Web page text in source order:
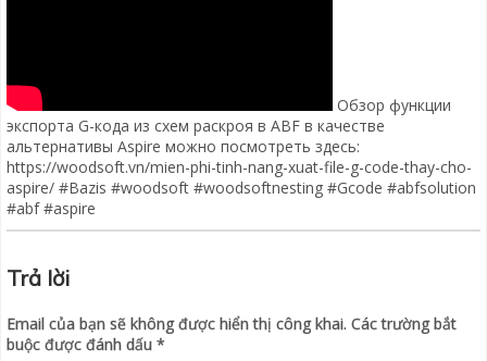
Обзор функции
экспорта G-кода из схем раскроя в ABF в качестве
альтернативы Aspire можно посмотреть здесь:
https://woodsoft.vn/mien-phi-tinh-nang-xuat-file-g-code-thay-cho-
aspire/ #Bazis #woodsoft #woodsoftnesting #Gcode #abfsolution
#abf #aspire
Trả lời
Email của bạn sẽ không được hiển thị công khai. Các trường bắt
buộc được đánh dấu *